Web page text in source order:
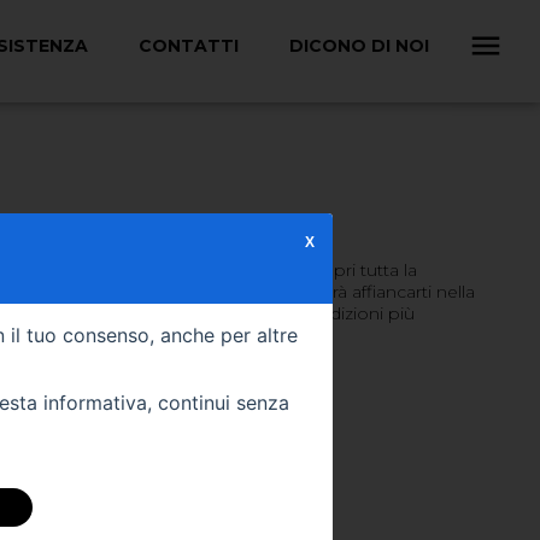
CONTATTI DICONO DI NOI
novità e offerte da non perdere. Scopri tutta la
Contatta il nostro personale che potrà affiancarti nella
in base alle tue esigenze e alle condizioni più
ti stanno aspettando!
tuo consenso, anche per altre
informativa, continui senza
X